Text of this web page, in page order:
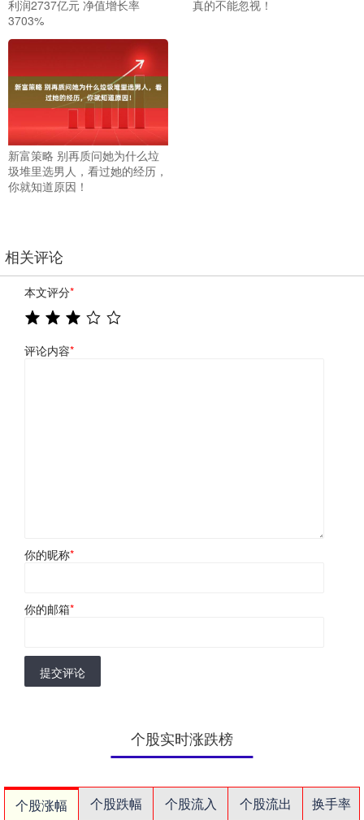
利润2737亿元 净值增长率
3703%
真的不能忽视！
新富策略 别再质问她为什么垃
圾堆里选男人，看过她的经历，
你就知道原因！
相关评论
本文评分*
评论内容*
你的昵称*
你的邮箱*
提交评论
个股实时涨跌榜
个股涨幅 个股跌幅 个股流入 个股流出
换手率